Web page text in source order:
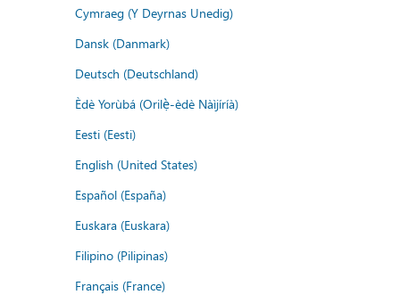
Cymraeg (Y Deyrnas Unedig)
Dansk (Danmark)
Deutsch (Deutschland)
Èdè Yorùbá (Orilẹ̀-èdè Nàìjíríà)
Eesti (Eesti)
English (United States)
Español (España)
Euskara (Euskara)
Filipino (Pilipinas)
Français (France)